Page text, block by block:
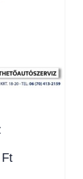
Ft